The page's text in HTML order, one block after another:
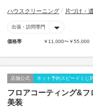
ハウスクリーニング 片づけ・
出張・訪問専門
価格帯 ￥11,000〜￥55,000
店舗公式 ネット予約スピードくじ
フロアコーティング&
美装